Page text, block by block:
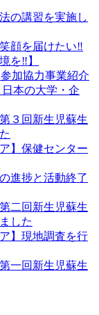
の講習を実施し
顔を届けたい‼️
を‼️】
参加協力事業紹介
本の大学・企
３回新生児蘇生
】保健センター
進捗と活動終了
二回新生児蘇生
した
】現地調査を行
一回新生児蘇生